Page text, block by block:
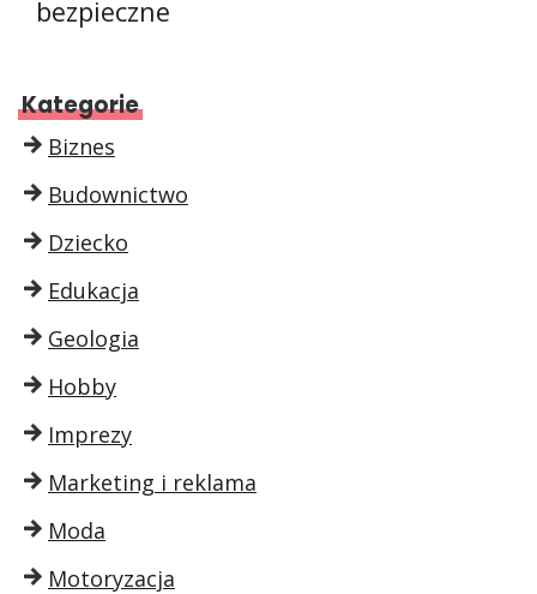
bezpieczne
Kategorie
Biznes
Budownictwo
Dziecko
Edukacja
Geologia
Hobby
Imprezy
Marketing i reklama
Moda
Motoryzacja